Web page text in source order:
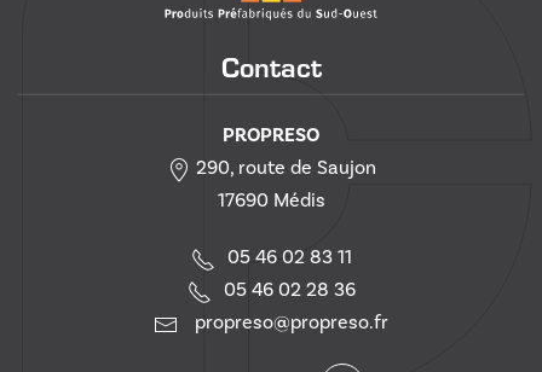
Contact
PROPRESO
290, route de Saujon
17690 Médis
05 46 02 83 11
05 46 02 28 36
propreso@propreso.fr